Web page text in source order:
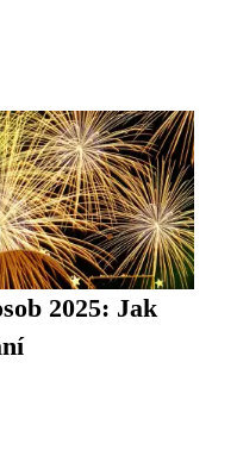
2025: Jak